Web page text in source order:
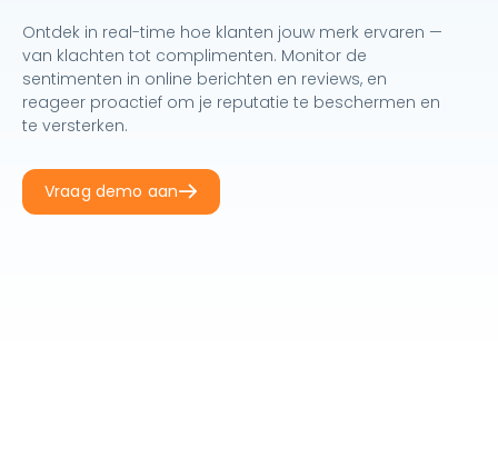
Ontdek in real-time hoe klanten jouw merk ervaren —
van klachten tot complimenten. Monitor de
sentimenten in online berichten en reviews, en
reageer proactief om je reputatie te beschermen en
te versterken.
Vraag demo aan